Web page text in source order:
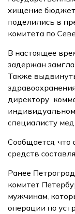
хищение
поделились в
комитета по
В настоящее
задержан
Также
директору
специалисту
Сообщается,
средств
Ранее
комитет
мужчинам,
операции по